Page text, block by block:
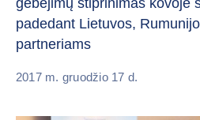
gebėjimų stiprinimas kovoje
padedant Lietuvos,
partneriams
2017 m. gruodžio 17 d.